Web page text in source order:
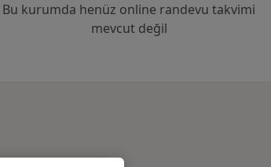
Bu kurumda henüz online randevu takvimi
mevcut değil